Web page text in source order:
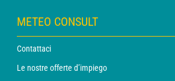
METEO CONSULT
Contattaci
Le nostre offerte d’impiego